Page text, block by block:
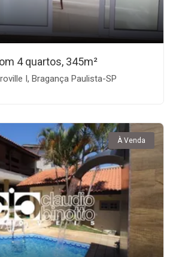
4 quartos, 345m²
I, Bragança Paulista-SP
À Venda